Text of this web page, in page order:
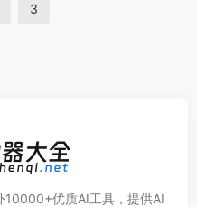
3
10000+优质AI工具，提供AI